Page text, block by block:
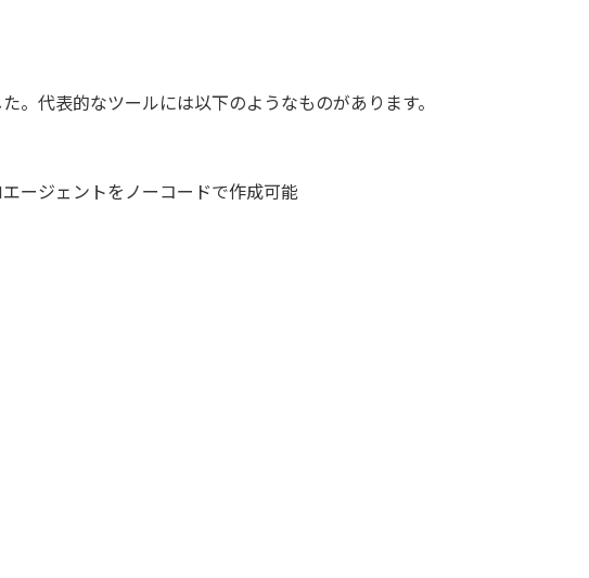
代表的なツールには以下のようなものがあります。
ージェントをノーコードで作成可能